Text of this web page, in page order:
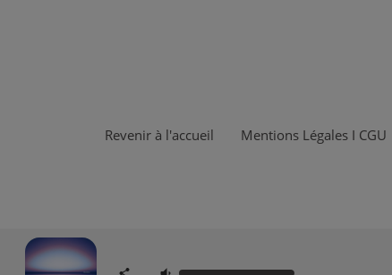
Revenir à l'accueil Mentions Légales I CGU